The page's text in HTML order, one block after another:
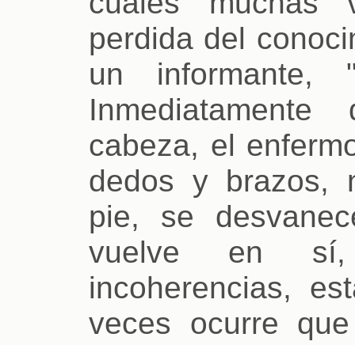
perdida del
un informante,
cabeza, el
dedos y brazos,
pie, se
vuelve en
incoherencias,
veces ocurre